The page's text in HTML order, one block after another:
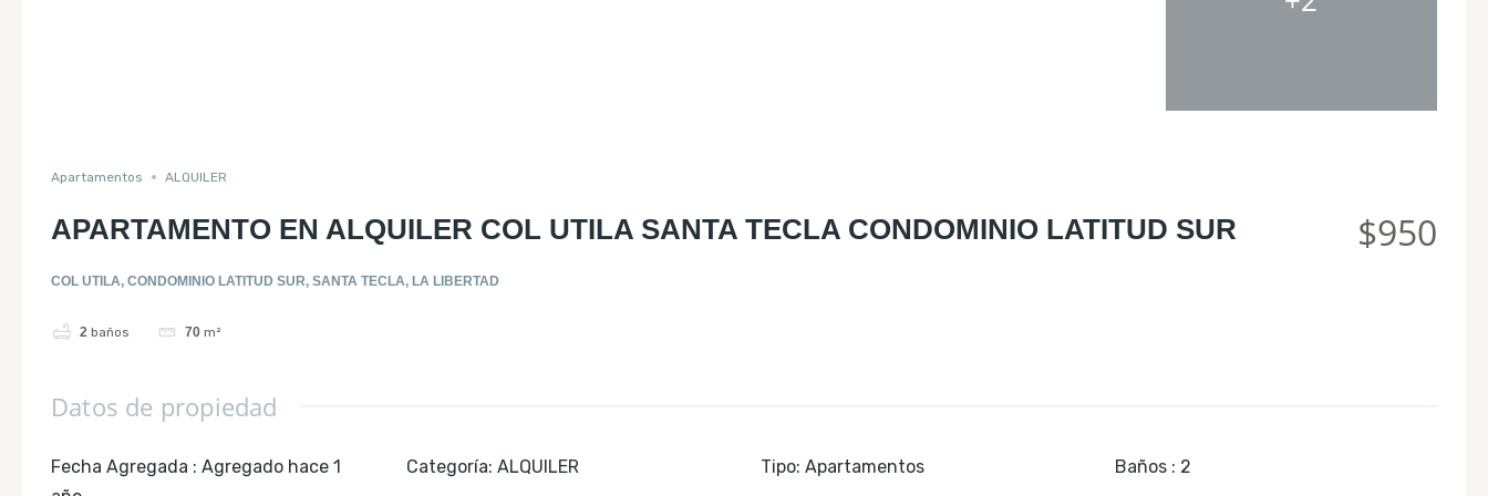
Apartamentos ALQUILER
APARTAMENTO EN ALQUILER COL UTILA SANTA TECLA CONDOMINIO LATITUD SUR
COL UTILA, CONDOMINIO LATITUD SUR, SANTA TECLA, LA LIBERTAD
2 baños 70 m²
$950
Datos de propiedad
Fecha Agregada : Agregado hace 1
Categoría: ALQUILER Tipo: Apartamentos Baños : 2